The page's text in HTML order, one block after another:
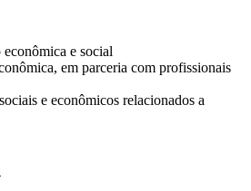
e social
em parceria com profissionais
e econômicos relacionados a